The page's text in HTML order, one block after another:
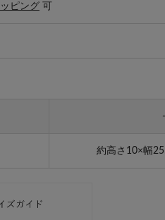
ピング 可
-
約高さ10×幅